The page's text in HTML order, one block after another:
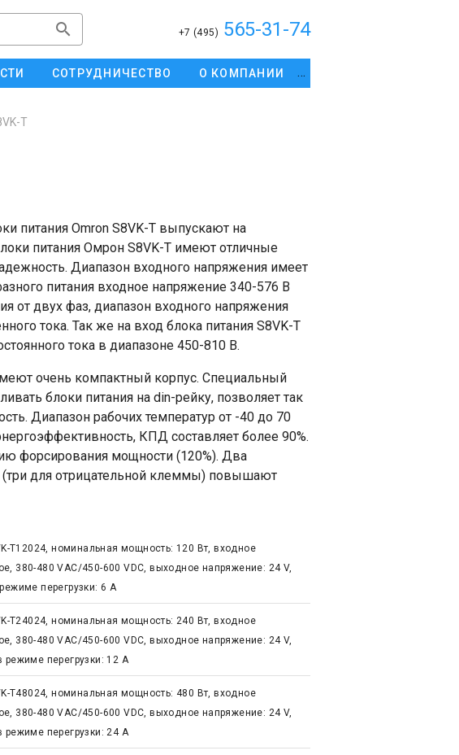
+7 (495) 565-31-74
СОТРУДНИЧЕСТВО О КОМПАНИИ
T
питания Omron S8VK-T выпускают на
питания Омрон S8VK-T имеют отличные
Диапазон входного напряжения имеет
питания входное напряжение 340-576 В
от двух фаз, диапазон входного напряжения
тока. Так же на вход блока питания S8VK-T
тока в диапазоне 450-810 В.
очень компактный корпус. Специальный
блоки питания на din-рейку, позволяет так
Диапазон рабочих температур от -40 до 70
КПД составляет более 90%.
форсирования мощности (120%). Два
для отрицательной клеммы) повышают
T12024, номинальная мощность: 120 Вт, входное
380-480 VAC/450-600 VDC, выходное напряжение: 24 V,
перегрузки: 6 А
T24024, номинальная мощность: 240 Вт, входное
380-480 VAC/450-600 VDC, выходное напряжение: 24 V,
режиме перегрузки: 12 А
T48024, номинальная мощность: 480 Вт, входное
380-480 VAC/450-600 VDC, выходное напряжение: 24 V,
режиме перегрузки: 24 А